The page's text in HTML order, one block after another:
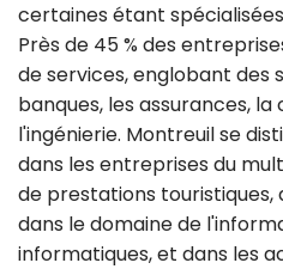
certaines étant
Près de 45 % des
de services, englobant des
banques, les assurances,
l'ingénierie. Montreuil se
dans les entreprises du
de prestations
dans le domaine de
informatiques, et dans les